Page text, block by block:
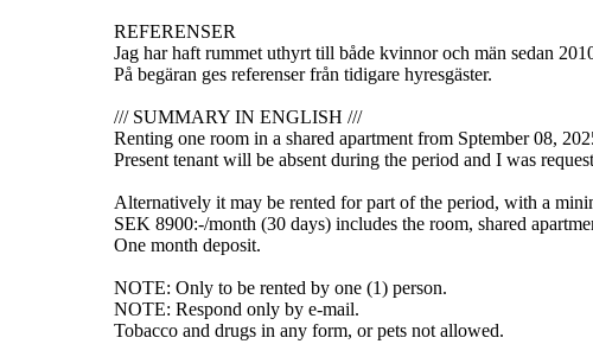
REFERENSER
Jag har haft rummet uthyrt till både kvinnor och män sedan
På begäran ges referenser från tidigare hyresgäster.
/// SUMMARY IN ENGLISH ///
Renting one room in a shared apartment from Sptember 08,
Present tenant will be absent during the period and I was
Alternatively it may be rented for part of the period, with a
SEK 8900:-/month (30 days) includes the room, shared
One month deposit.
NOTE: Only to be rented by one (1) person.
NOTE: Respond only by e-mail.